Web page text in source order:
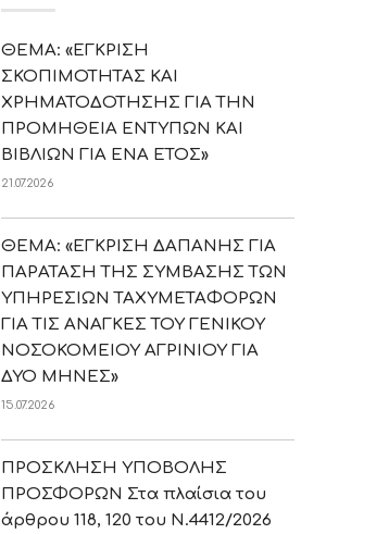
ΘΕΜΑ: «ΕΓΚΡΙΣΗ
ΣΚΟΠΙΜΟΤΗΤΑΣ ΚΑΙ
ΧΡΗΜΑΤΟΔΟΤΗΣΗΣ ΓΙΑ ΤΗΝ
ΠΡΟΜΗΘΕΙΑ ΕΝΤΥΠΩΝ ΚΑΙ
ΒΙΒΛΙΩΝ ΓΙΑ ΕΝΑ ΕΤΟΣ»
21.07.2026
ΘΕΜΑ: «ΕΓΚΡΙΣΗ ΔΑΠΑΝΗΣ ΓΙΑ
ΠΑΡΑΤΑΣΗ ΤΗΣ ΣΥΜΒΑΣΗΣ ΤΩΝ
ΥΠΗΡΕΣΙΩΝ ΤΑΧΥΜΕΤΑΦΟΡΩΝ
ΓΙΑ ΤΙΣ ΑΝΑΓΚΕΣ ΤΟΥ ΓΕΝΙΚΟΥ
ΝΟΣΟΚΟΜΕΙΟΥ ΑΓΡΙΝΙΟΥ ΓΙΑ
ΔΥΟ ΜΗΝΕΣ»
15.07.2026
ΠΡΟΣΚΛΗΣΗ ΥΠΟΒΟΛΗΣ
ΠΡΟΣΦΟΡΩΝ Στα πλαίσια του
άρθρου 118, 120 του Ν.4412/2026